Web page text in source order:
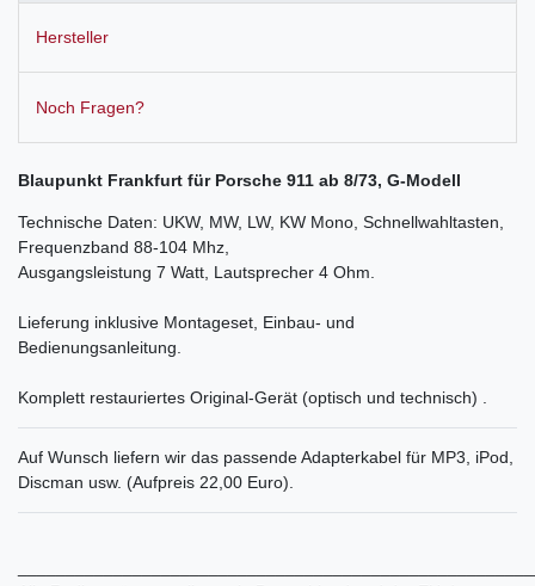
Hersteller
Noch Fragen?
Blaupunkt Frankfurt für Porsche 911 ab 8/73, G-Modell
Technische Daten: UKW, MW, LW, KW Mono, Schnellwahltasten,
Frequenzband 88-104 Mhz,
Ausgangsleistung 7 Watt, Lautsprecher 4 Ohm.
Lieferung inklusive Montageset, Einbau- und
Bedienungsanleitung.
Komplett restauriertes Original-Gerät (optisch und technisch) .
Auf Wunsch liefern wir das passende Adapterkabel für MP3, iPod,
Discman usw. (Aufpreis 22,00 Euro).